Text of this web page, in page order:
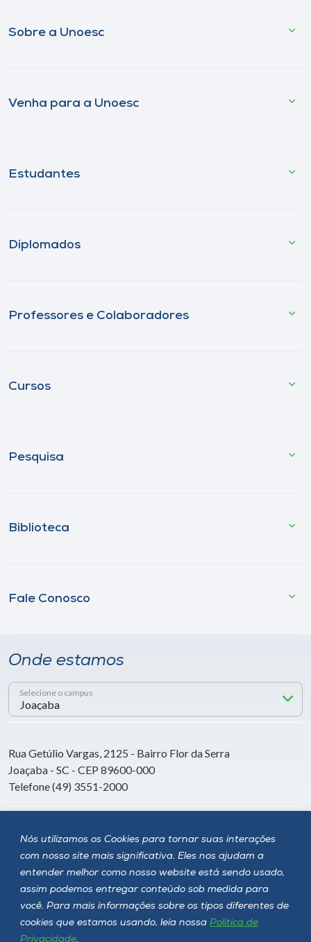
Nós utilizamos os Cookies para tornar suas interações
com nosso site mais significativa. Eles nos ajudam a
entender melhor como nosso website está sendo usado,
assim podemos entregar conteúdo sob medida para
você. Para mais informações sobre os tipos diferentes de
cookies que estamos usando, leia nossa Política de
Privacidade.
Sobre a Unoesc
Venha para a Unoesc
Estudantes
Diplomados
Professores e Colaboradores
Cursos
Pesquisa
Biblioteca
Fale Conosco
Onde estamos
Selecione o campus
Rua Getúlio Vargas, 2125 - Bairro Flor da Serra
Joaçaba - SC - CEP 89600-000
Telefone (49) 3551-2000
Siga a Unoesc